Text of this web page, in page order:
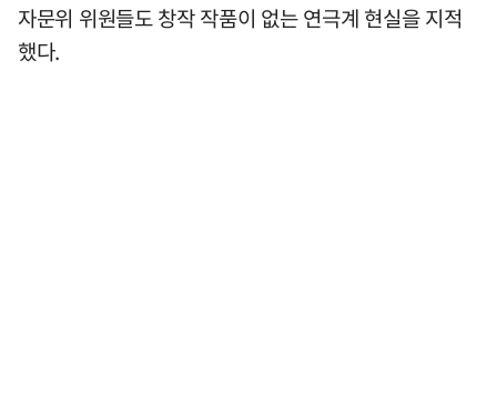
자문위 위원들도 창작 작품이 없는 연극계 현실을 지적
했다.